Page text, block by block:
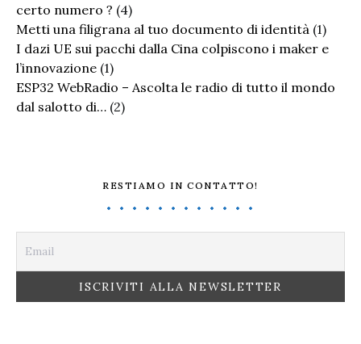
certo numero ? (4)
Metti una filigrana al tuo documento di identità (1)
I dazi UE sui pacchi dalla Cina colpiscono i maker e
l’innovazione (1)
ESP32 WebRadio – Ascolta le radio di tutto il mondo
dal salotto di… (2)
RESTIAMO IN CONTATTO!